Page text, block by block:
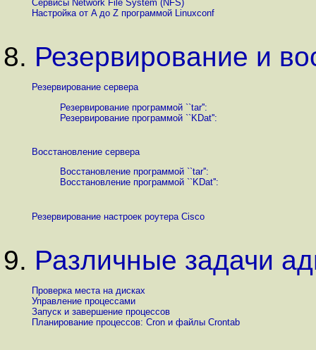
Сервисы Network File System (NFS)
Настройка от A до Z программой Linuxconf
8. Резервирование и
Резервирование сервера
Резервирование программой ``tar'':
Резервирование программой ``KDat'':
Восстановление сервера
Восстановление программой ``tar'':
Восстановление программой ``KDat'':
Резервирование настроек роутера Cisco
9. Различные задачи
Проверка места на дисках
Управление процессами
Запуск и завершение процессов
Планирование процессов: Cron и файлы Crontab